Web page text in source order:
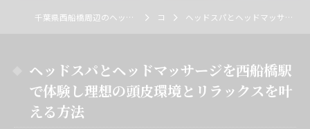
千葉県西船橋周辺のヘッドスパならOlu まつ毛パーマ&ドライヘッドマッサージ専門店 コラム ヘッドスパとヘッドマッサージを西船橋駅で体験し理想の頭皮環境とリラックスを叶える方法
ヘッドスパとヘッドマッサージを西船橋駅
で体験し理想の頭皮環境とリラックスを叶
える方法